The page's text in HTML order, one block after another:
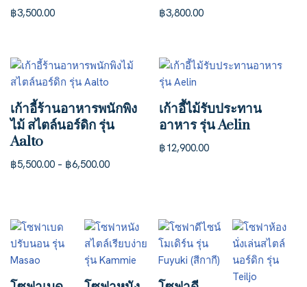
฿3,500.00 ฿3,800.00
เก้าอี้ร้านอาหารพนักพิง
ไม้ สไตล์นอร์ดิก รุ่น
Aalto
฿5,500.00 – ฿6,500.00
เก้าอี้ไม้รับประทาน
อาหาร รุ่น Aelin
฿12,900.00